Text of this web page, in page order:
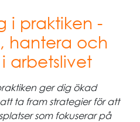
i praktiken -
hantera och
i arbetslivet
ger dig ökad
ta fram strategier för att
som fokuserar på